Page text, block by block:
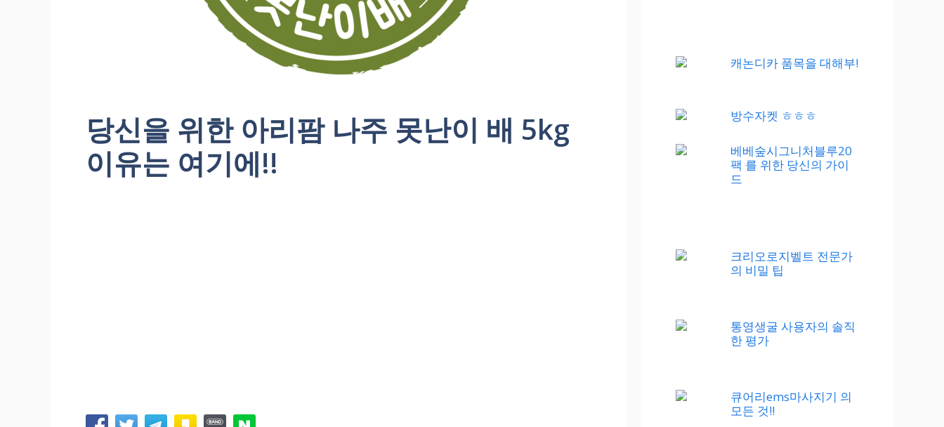
당신을 위한 아리팜 나주 못난이 배 5kg
이유는 여기에!!
캐논디카 품목을 대해부!
방수자켓 ㅎㅎㅎ
베베숲시그니처블루20
팩 를 위한 당신의 가이
드
크리오로지벨트 전문가
의 비밀 팁
통영생굴 사용자의 솔직
한 평가
큐어리ems마사지기 의
모든 것!!